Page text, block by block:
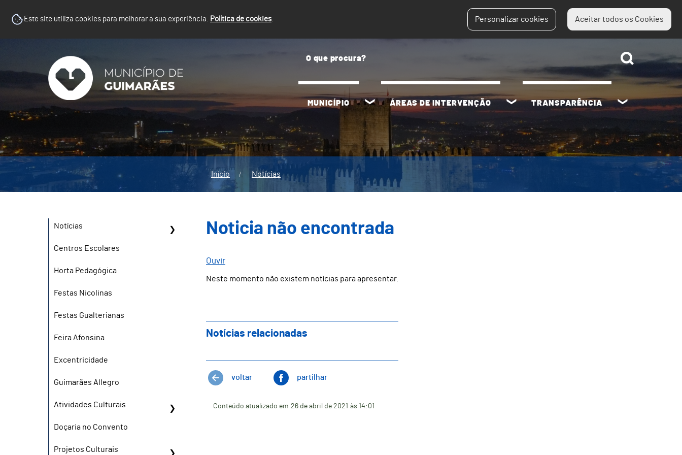
Este site utiliza cookies para melhorar a sua experiência. Política de cookies. Personalizar cookies Aceitar todos os Cookies
MUNICÍPIO ÁREAS DE INTERVENÇÃO TRANSPARÊNCIA
Início Notícias
Notícias
Centros Escolares
Horta Pedagógica
Festas Nicolinas
Festas Gualterianas
Feira Afonsina
Excentricidade
Guimarães Allegro
Atividades Culturais
Doçaria no Convento
Projetos Culturais
Noticia não encontrada
Ouvir
Neste momento não existem notícias para apresentar.
Notícias relacionadas
voltar partilhar
Conteúdo atualizado em 26 de abril de 2021 às 14:01